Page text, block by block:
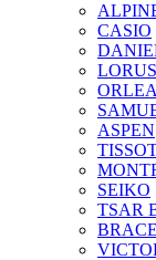
CASIO
LORUS
ASPEN
SEIKO
TSAR